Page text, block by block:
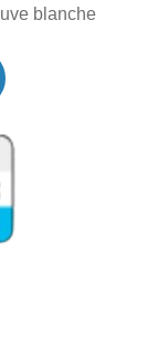
blanche